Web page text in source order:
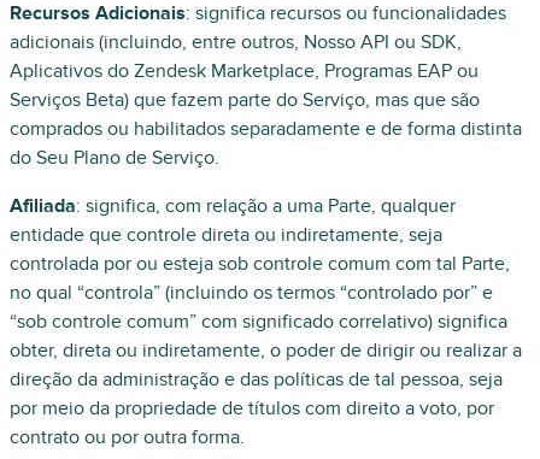
Recursos Adicionais: significa recursos ou funcionalidades
adicionais (incluindo, entre outros, Nosso API ou SDK,
Aplicativos do Zendesk Marketplace, Programas EAP ou
Serviços Beta) que fazem parte do Serviço, mas que são
comprados ou habilitados separadamente e de forma distinta
do Seu Plano de Serviço.
Afiliada: significa, com relação a uma Parte, qualquer
entidade que controle direta ou indiretamente, seja
controlada por ou esteja sob controle comum com tal Parte,
no qual “controla” (incluindo os termos “controlado por” e
“sob controle comum” com significado correlativo) significa
obter, direta ou indiretamente, o poder de dirigir ou realizar a
direção da administração e das políticas de tal pessoa, seja
por meio da propriedade de títulos com direito a voto, por
contrato ou por outra forma.